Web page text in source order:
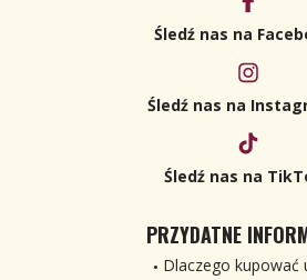
Śledź nas na
Śledź nas na
Śledź nas na
PRZYDATNE
Dlaczego kupować